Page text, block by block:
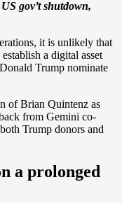
gov’t shutdown,
it is unlikely that
a digital asset
Trump nominate
of Brian Quintenz as
from Gemini co-
Trump donors and
a prolonged